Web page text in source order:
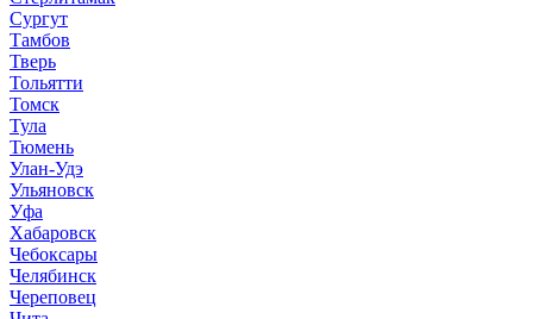
Сургут
Тамбов
Тверь
Тольятти
Томск
Тула
Тюмень
Улан-Удэ
Ульяновск
Уфа
Хабаровск
Чебоксары
Челябинск
Череповец